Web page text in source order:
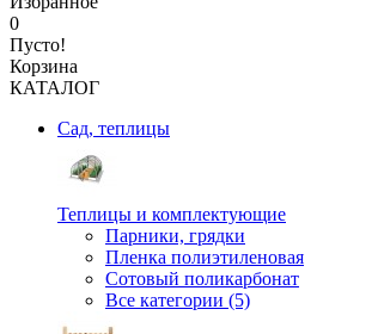
0
Пусто!
Корзина
КАТАЛОГ
Сад, теплицы
Теплицы и комплектующие
Парники, грядки
Пленка полиэтиленовая
Сотовый поликарбонат
Все категории (5)